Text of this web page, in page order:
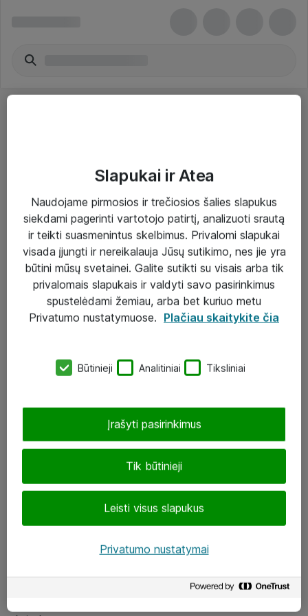
Paslaugos
Sprendimai
Įgyvendinti projektai
Atea ekspertų patarimai verslui
eShop@atea.lt
LinkedIn
Slapukai ir Atea
Naudojame pirmosios ir trečiosios šalies slapukus
siekdami pagerinti vartotojo patirtį, analizuoti srautą
ir teikti suasmenintus skelbimus. Privalomi slapukai
visada įjungti ir nereikalauja Jūsų sutikimo, nes jie yra
būtini mūsų svetainei. Galite sutikti su visais arba tik
privalomais slapukais ir valdyti savo pasirinkimus
spustelėdami žemiau, arba bet kuriuo metu
Privatumo nustatymuose. Plačiau skaitykite čia
Būtinieji Analitiniai Tiksliniai
Tik būtinieji
Leisti visus slapukus
Įrašyti pasirinkimus
Privatumo nustatymai